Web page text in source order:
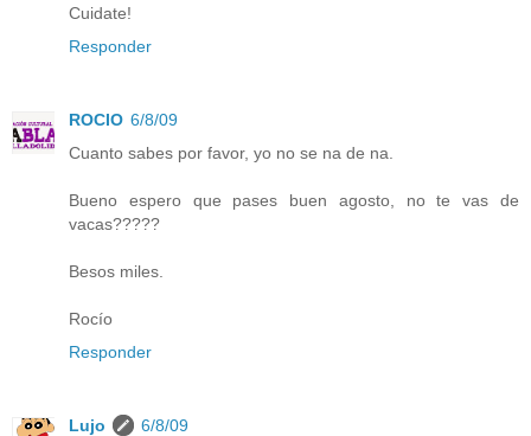
Cuidate!
Responder
ROCIO 6/8/09
Cuanto sabes por favor, yo no se na de na.
Bueno espero que pases buen agosto, no te vas de
vacas?????
Besos miles.
Rocío
Responder
Lujo
6/8/09